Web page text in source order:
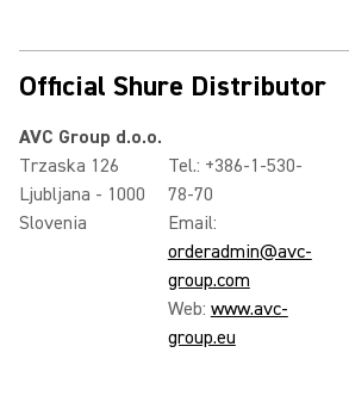
Official Shure Distributor
AVC Group d.o.o.
Trzaska 126
Ljubljana - 1000
Slovenia
Tel.: +386-1-530-
78-70
Email:
orderadmin@avc-
group.com
Web: www.avc-
group.eu